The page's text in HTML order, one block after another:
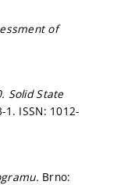
of
Solid State
1. ISSN: 1012-
Brno: